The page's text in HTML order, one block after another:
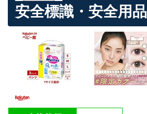
安全標識・安全用品